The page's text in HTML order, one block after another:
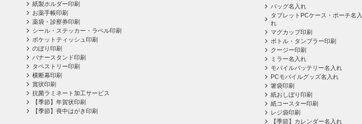
紙製ホルダー印刷
お薬手帳印刷
薬袋・診察券印刷
シール・ステッカー・ラベル印刷
ポケットティッシュ印刷
のぼり印刷
バナースタンド印刷
タペストリー印刷
横断幕印刷
賞状印刷
抗菌ラミネート加工サービス
【季節】年賀状印刷
【季節】喪中はがき印刷
バッグ名入れ
タブレットPCケース・ポーチ名入
れ
マグカップ印刷
ボトル・タンブラー印刷
クージー印刷
ミラー名入れ
モバイルバッテリー名入れ
PCモバイルグッズ名入れ
箸袋印刷
紙おしぼり印刷
紙コースター印刷
レジ袋印刷
【季節】カレンダー名入れ